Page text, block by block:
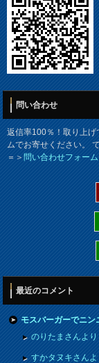
問い合わせ
返信率100％！取り上
ムでお寄せください。
＝＞問い合わせフォーム
最近のコメント
モスバーガーでニン
のりたまさんより
すかタヌキさん